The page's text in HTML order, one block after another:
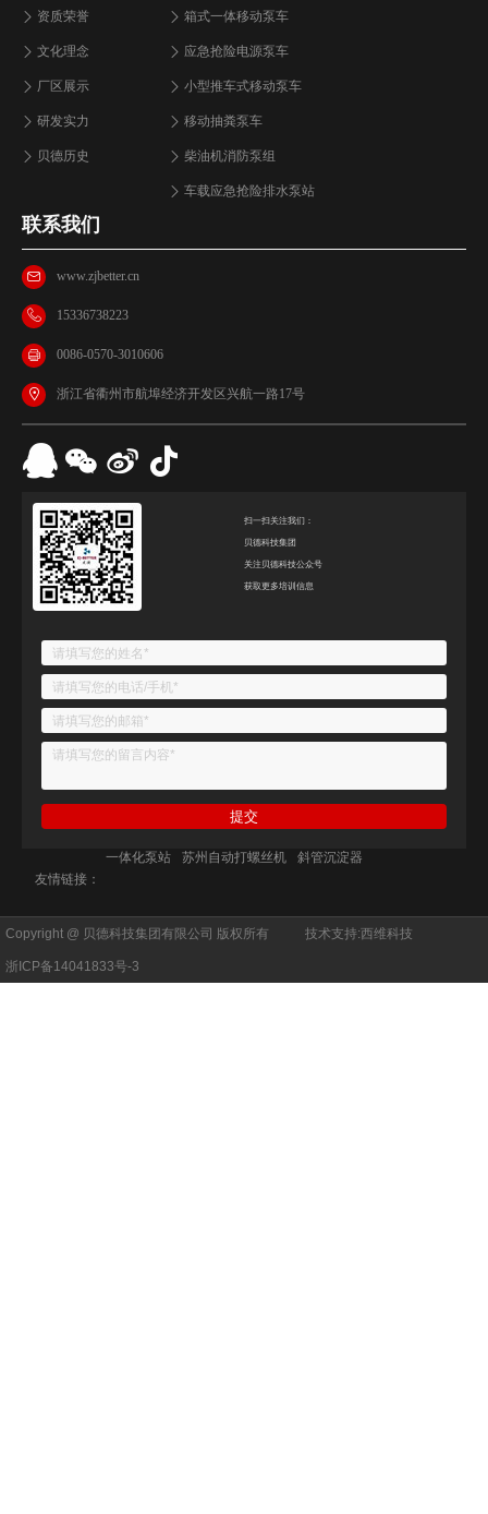
资质荣誉
文化理念
厂区展示
研发实力
贝德历史
箱式一体移动泵车
应急抢险电源泵车
小型推车式移动泵车
移动抽粪泵车
柴油机消防泵组
车载应急抢险排水泵站
联系我们
www.zjbetter.cn
15336738223
0086-0570-3010606
浙江省衢州市航埠经济开发区兴航一路17号
扫一扫关注我们：
贝德科技集团
关注贝德科技公众号
获取更多培训信息
友情链接：
一体化泵站 苏州自动打螺丝机 斜管沉淀器
Copyright @ 贝德科技集团有限公司 版权所有 技术支持:西维科技
浙ICP备14041833号-3